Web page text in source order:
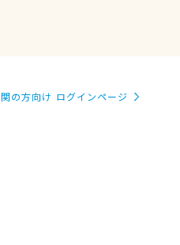
の方向け ログインページ